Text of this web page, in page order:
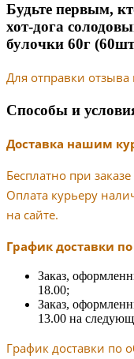
Будьте первым,
хот-дога
булочки 60г
Для отправки
Способы и
Доставка нашим
Бесплатно при
Оплата курьеру
на сайте.
График доставки
Заказ,
18.00;
Заказ,
13.00 на
График доставки по